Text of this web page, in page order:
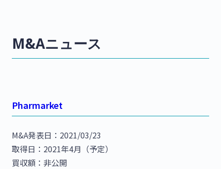
M&Aニュース
Pharmarket
M&A発表日：2021/03/23
取得日：2021年4月（予定）
買収額：非公開